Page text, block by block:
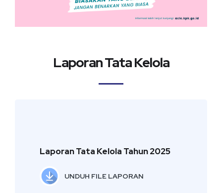
Laporan Tata Kelola
Laporan Tata Kelola Tahun 2025
UNDUH FILE LAPORAN